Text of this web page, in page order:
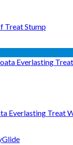
Treat Stump
Everlasting Treat